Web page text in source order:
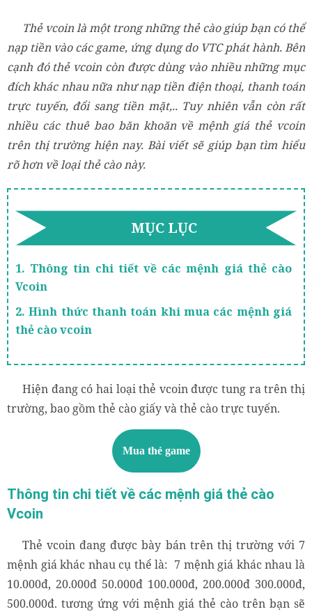
Thẻ vcoin là một trong những thẻ cào giúp bạn có thể
nạp tiền vào các game, ứng dụng do VTC phát hành. Bên
cạnh đó thẻ vcoin còn được dùng vào nhiều những mục
đích khác nhau nữa như nạp tiền điện thoại, thanh toán
trực tuyến, đổi sang tiền mặt,.. Tuy nhiên vẫn còn rất
nhiều các thuê bao băn khoăn về mệnh giá thẻ vcoin
trên thị trường hiện nay. Bài viết sẽ giúp bạn tìm hiểu
rõ hơn về loại thẻ cào này.
MỤC LỤC
1. Thông tin chi tiết về các mệnh giá thẻ cào
Vcoin
2. Hình thức thanh toán khi mua các mệnh giá
thẻ cào vcoin
Hiện đang có hai loại thẻ vcoin được tung ra trên thị
trường, bao gồm thẻ cào giấy và thẻ cào trực tuyến.
Mua thẻ game
Thông tin chi tiết về các mệnh giá thẻ cào
Vcoin
Thẻ vcoin đang được bày bán trên thị trường với 7
mệnh giá khác nhau cụ thể là: 7 mệnh giá khác nhau là
10.000đ, 20.000đ 50.000đ 100.000đ, 200.000đ 300.000đ,
500.000đ. tương ứng với mệnh giá thẻ cào trên bạn sẽ